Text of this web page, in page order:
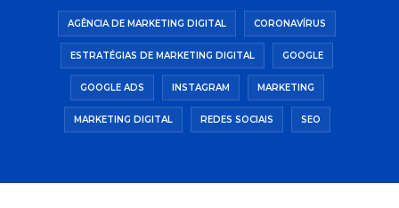
AGÊNCIA DE MARKETING DIGITAL CORONAVÍRUS
ESTRATÉGIAS DE MARKETING DIGITAL GOOGLE
GOOGLE ADS INSTAGRAM MARKETING
MARKETING DIGITAL REDES SOCIAIS SEO